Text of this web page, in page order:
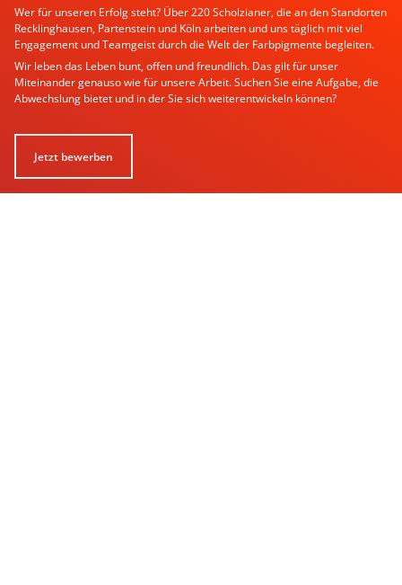
Wer für unseren Erfolg steht? Über 220 Scholzianer, die an den Standorten
Recklinghausen, Partenstein und Köln arbeiten und uns täglich mit viel
Engagement und Teamgeist durch die Welt der Farbpigmente begleiten.
Wir leben das Leben bunt, offen und freundlich. Das gilt für unser
Miteinander genauso wie für unsere Arbeit. Suchen Sie eine Aufgabe, die
Abwechslung bietet und in der Sie sich weiterentwickeln können?
Jetzt bewerben